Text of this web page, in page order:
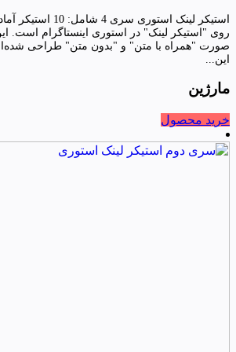
استیکر لینک استوری
روی "استیکر لینک" در استوری اینستاگرام است.
صورت "همراه با متن" و "بدون متن" طراحی
این...
مارژین
خرید محصول